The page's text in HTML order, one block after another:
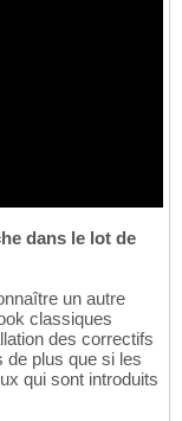
dans le lot de
un autre
classiques
des correctifs
de plus que si les
qui sont introduits